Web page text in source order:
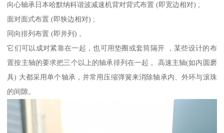
向心轴承日本哈默纳科谐波减速机背对背式布置 (即宽边相对) ;
面对面式布置 (即狭边相对) ;
同向排列布置 (即并列) 。
它们可以成对紧靠在一起，也可用垫圈或套筒隔开 ，某些设计的布
置按主轴的要求把三个以上的轴承排列在一起 。高速主轴(如内圆磨
具) 大都采用单个轴承，并常用压缩弹簧来消除轴承内、外环与滚珠
的间隙。